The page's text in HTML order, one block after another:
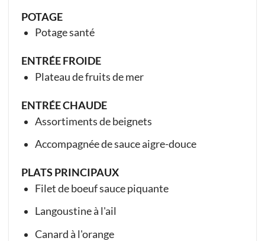
POTAGE
Potage santé
ENTRÉE FROIDE
Plateau de fruits de mer
ENTRÉE CHAUDE
Assortiments de beignets
Accompagnée de sauce aigre-douce
PLATS PRINCIPAUX
Filet de boeuf sauce piquante
Langoustine à l'ail
Canard à l'orange